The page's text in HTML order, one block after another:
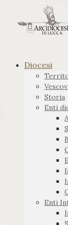
Diocesi
Storia
Enti
Enti